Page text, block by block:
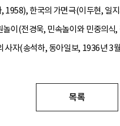
1958), 한국의 가면극(이두현, 일
놀이(전경욱, 민속놀이와 민중의식
사자(송석하, 동아일보, 1936년 3
목록